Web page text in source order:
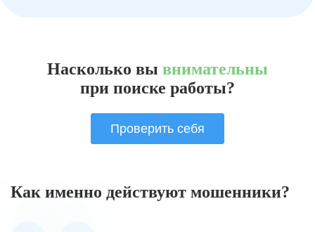
Насколько вы внимательны
при поиске работы?
Проверить себя
Как именно действуют мошенники?